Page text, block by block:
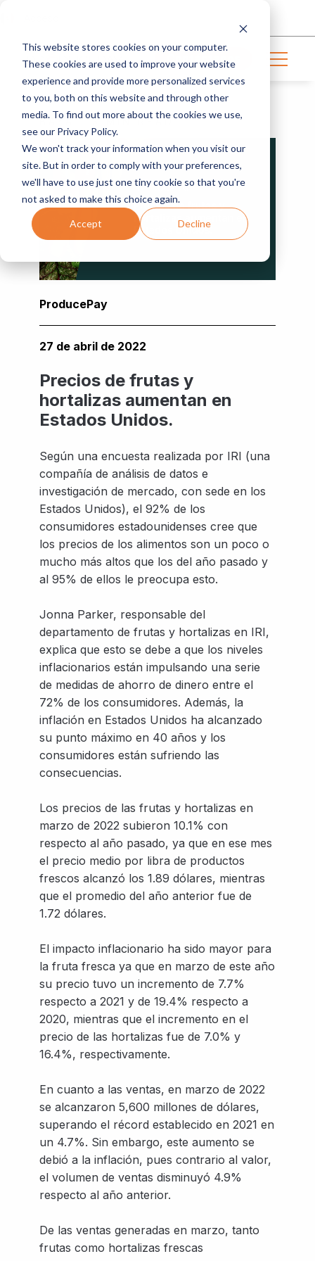
This website stores cookies on your computer.
These cookies are used to improve your website
experience and provide more personalized services
to you, both on this website and through other
media. To find out more about the cookies we use,
see our Privacy Policy.
We won't track your information when you visit our
site. But in order to comply with your preferences,
we'll have to use just one tiny cookie so that you're
not asked to make this choice again.
Accept Decline
Contáctanos
BAYA | 3 MIN READ
ProducePay
27 de abril de 2022
Precios de frutas y
hortalizas aumentan en
Estados Unidos.
Según una encuesta realizada por IRI (una
compañía de análisis de datos e
investigación de mercado, con sede en los
Estados Unidos), el 92% de los
consumidores estadounidenses cree que
los precios de los alimentos son un poco o
mucho más altos que los del año pasado y
al 95% de ellos le preocupa esto.
Jonna Parker, responsable del
departamento de frutas y hortalizas en IRI,
explica que esto se debe a que los niveles
inflacionarios están impulsando una serie
de medidas de ahorro de dinero entre el
72% de los consumidores. Además, la
inflación en Estados Unidos ha alcanzado
su punto máximo en 40 años y los
consumidores están sufriendo las
consecuencias.
Los precios de las frutas y hortalizas en
marzo de 2022 subieron 10.1% con
respecto al año pasado, ya que en ese mes
el precio medio por libra de productos
frescos alcanzó los 1.89 dólares, mientras
que el promedio del año anterior fue de
1.72 dólares.
El impacto inflacionario ha sido mayor para
la fruta fresca ya que en marzo de este año
su precio tuvo un incremento de 7.7%
respecto a 2021 y de 19.4% respecto a
2020, mientras que el incremento en el
precio de las hortalizas fue de 7.0% y
16.4%, respectivamente.
En cuanto a las ventas, en marzo de 2022
se alcanzaron 5,600 millones de dólares,
superando el récord establecido en 2021 en
un 4.7%. Sin embargo, este aumento se
debió a la inflación, pues contrario al valor,
el volumen de ventas disminuyó 4.9%
respecto al año anterior.
De las ventas generadas en marzo, tanto
frutas como hortalizas frescas